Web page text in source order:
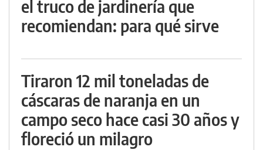
el truco de jardinería que
recomiendan: para qué sirve
Tiraron 12 mil toneladas de
cáscaras de naranja en un
campo seco hace casi 30 años y
floreció un milagro